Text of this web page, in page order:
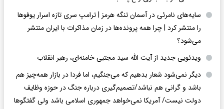
سایه‌های نامرئی در آسمان تنگه هرمز | ترامپ سری تازه اسرار یوفوها
را منتشر کرد | چرا همه پرونده‌ها در زمان مذاکرات با ایران منتشر
می‌شود؟
ویدئویی جدید از آیت الله سید مجتبی خامنه‌ای، رهبر انقلاب
دیگر نمی‌شود شعار بدهیم که می‌جنگیم، اما فردا در بازار همه‌چیز هم
باشد و گرانی هم نباشد/تصمیم‌گیری درباره جنگ در حوزه وظایف
دولت نیست/ آمریکا نمی‌خواهد جمهوری اسلامی باشد ولی گفتگوها